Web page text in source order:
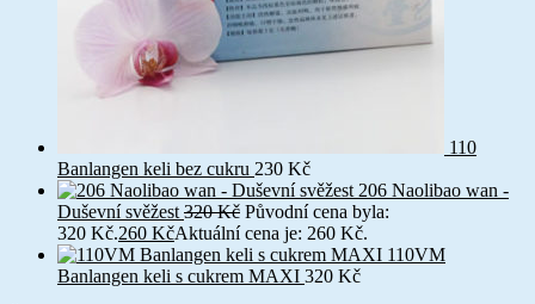
110
Banlangen keli bez cukru 230 Kč
206 Naolibao wan -
Duševní svěžest 320Kč Původní cena byla:
320 Kč.260 KčAktuální cena je: 260 Kč.
110VM
Banlangen keli s cukrem MAXI 320 Kč